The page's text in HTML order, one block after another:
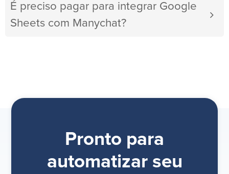
É preciso pagar para integrar Google
Sheets com Manychat?
Pronto para
automatizar seu